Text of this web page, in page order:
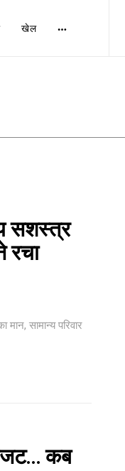
खेल
सशस्त्र
रचा
सामान्य परिवार
कब